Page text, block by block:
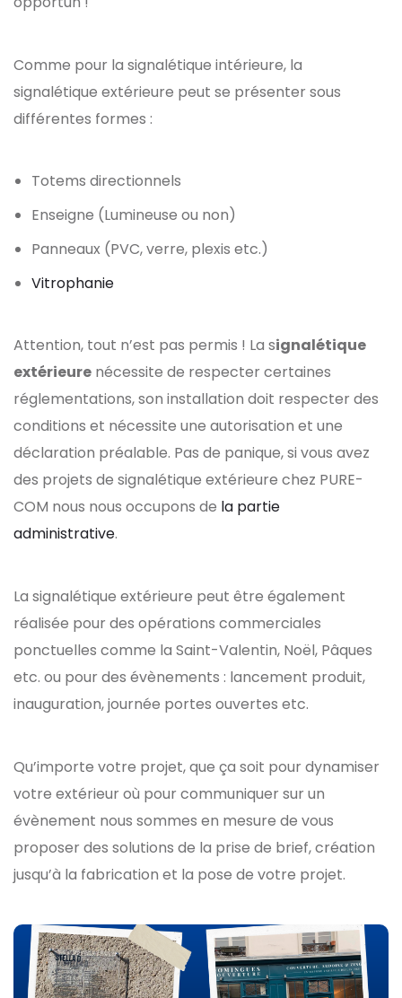
Comme pour la signalétique intérieure, la
signalétique extérieure peut se présenter sous
différentes formes :
Totems directionnels
Enseigne (Lumineuse ou non)
Panneaux (PVC, verre, plexis etc.)
Vitrophanie
Attention, tout n’est pas permis ! La signalétique
extérieure nécessite de respecter certaines
réglementations, son installation doit respecter des
conditions et nécessite une autorisation et une
déclaration préalable. Pas de panique, si vous avez
des projets de signalétique extérieure chez PURE-
COM nous nous occupons de la partie
administrative.
La signalétique extérieure peut être également
réalisée pour des opérations commerciales
ponctuelles comme la Saint-Valentin, Noël, Pâques
etc. ou pour des évènements : lancement produit,
inauguration, journée portes ouvertes etc.
Qu’importe votre projet, que ça soit pour dynamiser
votre extérieur où pour communiquer sur un
évènement nous sommes en mesure de vous
proposer des solutions de la prise de brief, création
jusqu’à la fabrication et la pose de votre projet.